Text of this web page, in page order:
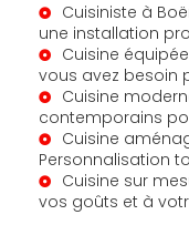
Cuisiniste à
une installation
Cuisine
vous avez besoin
Cuisine
contemporains
Cuisine
Personnalisation
Cuisine sur
vos goûts et à